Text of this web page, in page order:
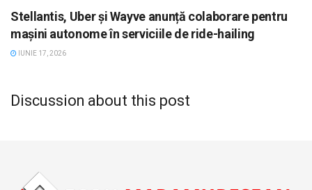
Stellantis, Uber și Wayve anunță colaborare pentru
mașini autonome în serviciile de ride-hailing
IUNIE 17, 2026
Discussion about this post